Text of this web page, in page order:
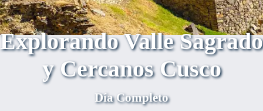
Explorando Valle Sagrado
y Cercanos Cusco
Día Completo